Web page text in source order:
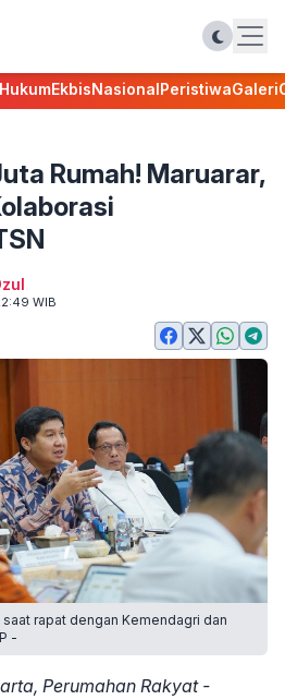
HukumEkbisNasionalPeristiwaGaleri
Rumah! Maruarar,
WIB
saat rapat dengan Kemendagri dan
-
Perumahan Rakyat -